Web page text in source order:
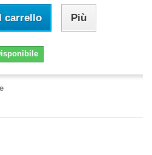
carrello Più